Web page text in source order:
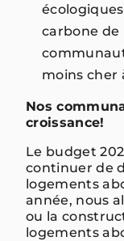
carbone de
moins cher
Nos
croissance!
Le budget
continuer de
logements
année, nous
ou la
logements